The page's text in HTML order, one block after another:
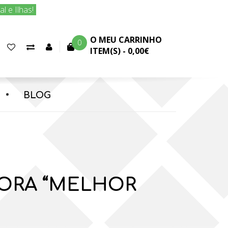
e Ilhas!
FavoritosComparar
Conta 0
O MEU CARRINHO
ITEM(S) - 0,00€
BLOG
“MELHOR